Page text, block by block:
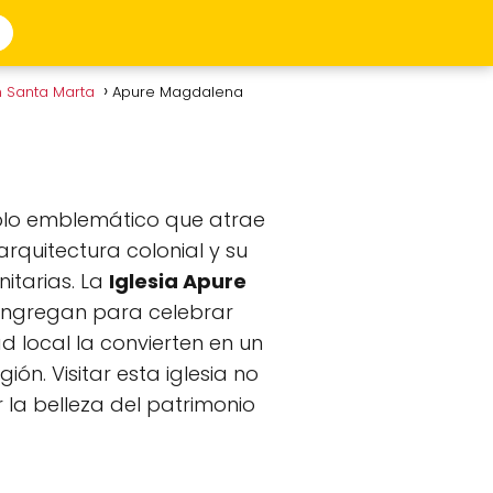
Marta
Apure Magdalena
emblemático que atrae
colonial y su
La Iglesia Apure
para celebrar
local la convierten en un
Visitar esta iglesia no
belleza del patrimonio